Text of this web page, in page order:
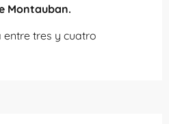
Montauban.
tres y cuatro